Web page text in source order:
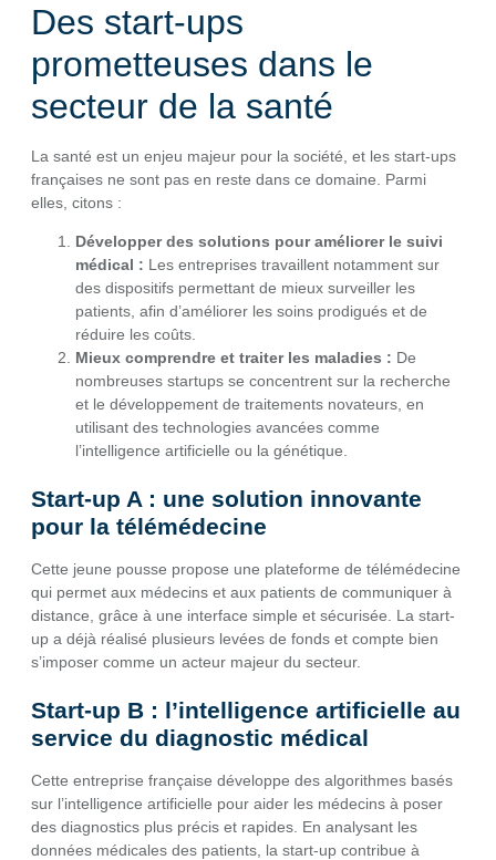
Des start-ups
prometteuses dans le
secteur de la santé
La santé est un enjeu majeur pour la société, et les start-ups
françaises ne sont pas en reste dans ce domaine. Parmi
elles, citons :
Développer des solutions pour améliorer le suivi
médical : Les entreprises travaillent notamment sur
des dispositifs permettant de mieux surveiller les
patients, afin d’améliorer les soins prodigués et de
réduire les coûts.
Mieux comprendre et traiter les maladies : De
nombreuses startups se concentrent sur la recherche
et le développement de traitements novateurs, en
utilisant des technologies avancées comme
l’intelligence artificielle ou la génétique.
Start-up A : une solution innovante
pour la télémédecine
Cette jeune pousse propose une plateforme de télémédecine
qui permet aux médecins et aux patients de communiquer à
distance, grâce à une interface simple et sécurisée. La start-
up a déjà réalisé plusieurs levées de fonds et compte bien
s’imposer comme un acteur majeur du secteur.
Start-up B : l’intelligence artificielle au
service du diagnostic médical
Cette entreprise française développe des algorithmes basés
sur l’intelligence artificielle pour aider les médecins à poser
des diagnostics plus précis et rapides. En analysant les
données médicales des patients, la start-up contribue à